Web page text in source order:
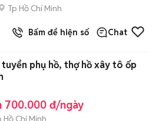
Tp Hồ Chí Minh
Bấm để hiện số Chat
phụ hồ, thợ hồ xây tô ốp
700.000 đ/ngày
Hồ Chí Minh